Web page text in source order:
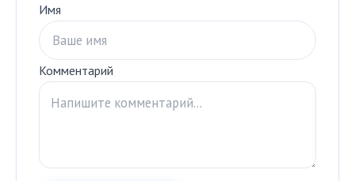
Имя
Комментарий